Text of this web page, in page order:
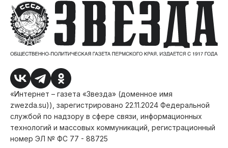
«Интернет – газета «Звезда» (доменное имя
zwezda.su)), зарегистрировано 22.11.2024 Федеральной
службой по надзору в сфере связи, информационных
технологий и массовых коммуникаций, регистрационный
номер ЭЛ № ФС 77 - 88725